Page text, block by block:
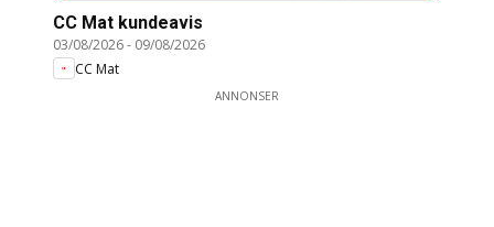
CC Mat kundeavis
03/08/2026- 09/08/2026
CC Mat
ANNONSER